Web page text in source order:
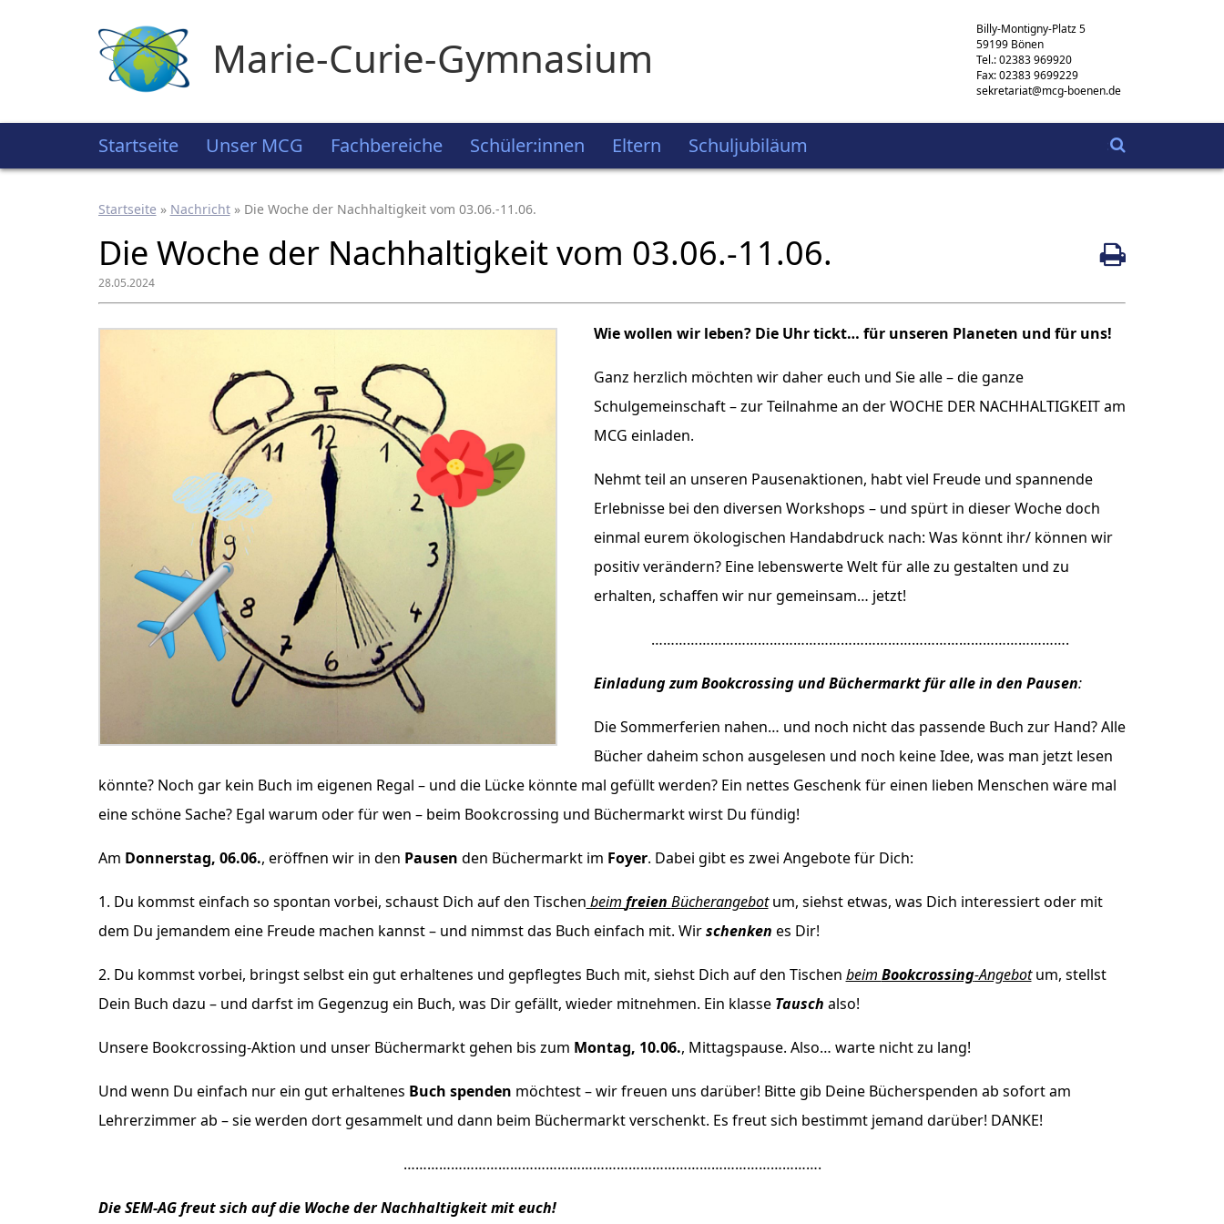
Marie-Curie-Gymnasium
Billy-Montigny-Platz 5
59199 Bönen
Tel.: 02383 969920
Fax: 02383 9699229
sekretariat@mcg-boenen.de
Startseite Unser MCG Fachbereiche Schüler:innen Eltern Schuljubiläum
Startseite » Nachricht» Die Woche der Nachhaltigkeit vom 03.06.-11.06.
Die Woche der Nachhaltigkeit vom 03.06.-11.06.
28.05.2024
Wie wollen wir leben? Die Uhr tickt… für unseren Planeten und für uns!
Ganz herzlich möchten wir daher euch und Sie alle – die ganze
Schulgemeinschaft – zur Teilnahme an der WOCHE DER NACHHALTIGKEIT am
MCG einladen.
Nehmt teil an unseren Pausenaktionen, habt viel Freude und spannende
Erlebnisse bei den diversen Workshops – und spürt in dieser Woche doch
einmal eurem ökologischen Handabdruck nach: Was könnt ihr/ können wir
positiv verändern? Eine lebenswerte Welt für alle zu gestalten und zu
erhalten, schaffen wir nur gemeinsam… jetzt!
…………………………………………………………………………………………….
Einladung zum Bookcrossing und Büchermarkt für alle in den Pausen:
Die Sommerferien nahen… und noch nicht das passende Buch zur Hand? Alle
Bücher daheim schon ausgelesen und noch keine Idee, was man jetzt lesen
könnte? Noch gar kein Buch im eigenen Regal – und die Lücke könnte mal gefüllt werden? Ein nettes Geschenk für einen lieben Menschen wäre mal
eine schöne Sache? Egal warum oder für wen – beim Bookcrossing und Büchermarkt wirst Du fündig!
Am Donnerstag, 06.06., eröffnen wir in den Pausen den Büchermarkt im Foyer. Dabei gibt es zwei Angebote für Dich:
1. Du kommst einfach so spontan vorbei, schaust Dich auf den Tischen beim freien Bücherangebotum, siehst etwas, was Dich interessiert oder mit
dem Du jemandem eine Freude machen kannst – und nimmst das Buch einfach mit. Wirschenken es Dir!
2. Du kommst vorbei, bringst selbst ein gut erhaltenes und gepflegtes Buch mit, siehst Dich auf den Tischen beim Bookcrossing-Angebotum, stellst
Dein Buch dazu – und darfst im Gegenzug ein Buch, was Dir gefällt, wieder mitnehmen. Ein klasse Tausch also!
Unsere Bookcrossing-Aktion und unser Büchermarkt gehen bis zum Montag, 10.06., Mittagspause. Also… warte nicht zu lang!
Und wenn Du einfach nur ein gut erhaltenes Buch spenden möchtest – wir freuen uns darüber! Bitte gib Deine Bücherspenden ab sofort am
Lehrerzimmer ab – sie werden dort gesammelt und dann beim Büchermarkt verschenkt. Es freut sich bestimmt jemand darüber! DANKE!
…………………………………………………………………………………………….
Die SEM-AG freut sich auf die Woche der Nachhaltigkeit mit euch!